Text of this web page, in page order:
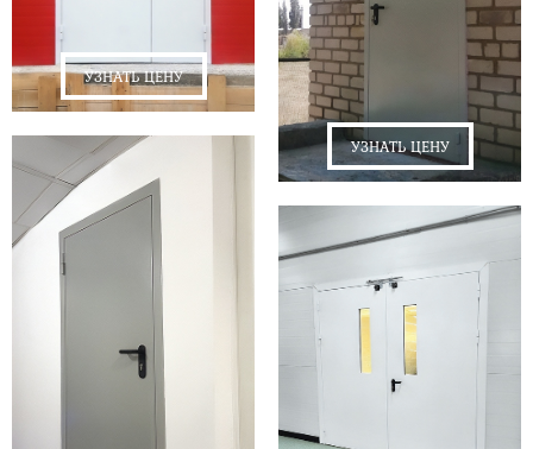
УЗНАТЬ ЦЕНУ
УЗНАТЬ ЦЕНУ